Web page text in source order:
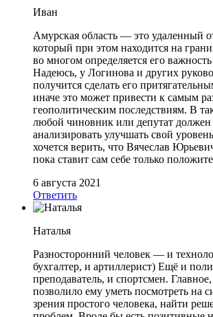
Иван
Амурская область — это удаленный
который при этом находится на
во многом определяется его
Надеюсь, у Логинова и других
получится сделать его
иначе это может привести к самым
геополитическим последствиям. В
любой чиновник или депутат должен
анализировать улучшать свой
хочется верить, что Вячеслав
пока ставит сам себе только
6 августа 2021
Ответить
Наталья
Разносторонний человек — и
бухгалтер, и артиллерист) Ещё и
преподаватель, и спортсмен.
позволило ему уметь посмотреть на
зрения простого человека, найти